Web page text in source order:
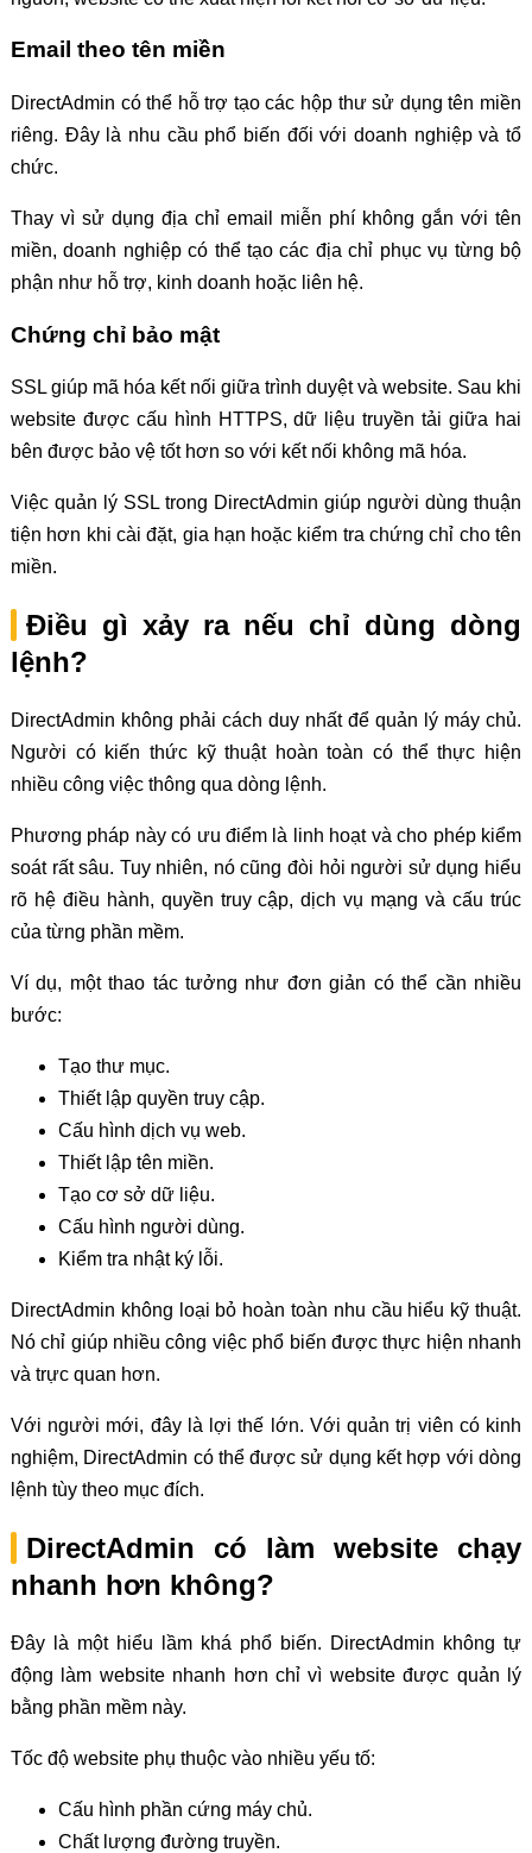
Email theo tên miền
DirectAdmin có thể hỗ trợ tạo các hộp thư sử dụng tên miền
riêng. Đây là nhu cầu phổ biến đối với doanh nghiệp và tổ
chức.
Thay vì sử dụng địa chỉ email miễn phí không gắn với tên
miền, doanh nghiệp có thể tạo các địa chỉ phục vụ từng bộ
phận như hỗ trợ, kinh doanh hoặc liên hệ.
Chứng chỉ bảo mật
SSL giúp mã hóa kết nối giữa trình duyệt và website. Sau khi
website được cấu hình HTTPS, dữ liệu truyền tải giữa hai
bên được bảo vệ tốt hơn so với kết nối không mã hóa.
Việc quản lý SSL trong DirectAdmin giúp người dùng thuận
tiện hơn khi cài đặt, gia hạn hoặc kiểm tra chứng chỉ cho tên
miền.
Điều gì xảy ra nếu chỉ dùng dòng
lệnh?
DirectAdmin không phải cách duy nhất để quản lý máy chủ.
Người có kiến thức kỹ thuật hoàn toàn có thể thực hiện
nhiều công việc thông qua dòng lệnh.
Phương pháp này có ưu điểm là linh hoạt và cho phép kiểm
soát rất sâu. Tuy nhiên, nó cũng đòi hỏi người sử dụng hiểu
rõ hệ điều hành, quyền truy cập, dịch vụ mạng và cấu trúc
của từng phần mềm.
Ví dụ, một thao tác tưởng như đơn giản có thể cần nhiều
bước:
Tạo thư mục.
Thiết lập quyền truy cập.
Cấu hình dịch vụ web.
Thiết lập tên miền.
Tạo cơ sở dữ liệu.
Cấu hình người dùng.
Kiểm tra nhật ký lỗi.
DirectAdmin không loại bỏ hoàn toàn nhu cầu hiểu kỹ thuật.
Nó chỉ giúp nhiều công việc phổ biến được thực hiện nhanh
và trực quan hơn.
Với người mới, đây là lợi thế lớn. Với quản trị viên có kinh
nghiệm, DirectAdmin có thể được sử dụng kết hợp với dòng
lệnh tùy theo mục đích.
DirectAdmin có làm website chạy
nhanh hơn không?
Đây là một hiểu lầm khá phổ biến. DirectAdmin không tự
động làm website nhanh hơn chỉ vì website được quản lý
bằng phần mềm này.
Tốc độ website phụ thuộc vào nhiều yếu tố:
Cấu hình phần cứng máy chủ.
Chất lượng đường truyền.